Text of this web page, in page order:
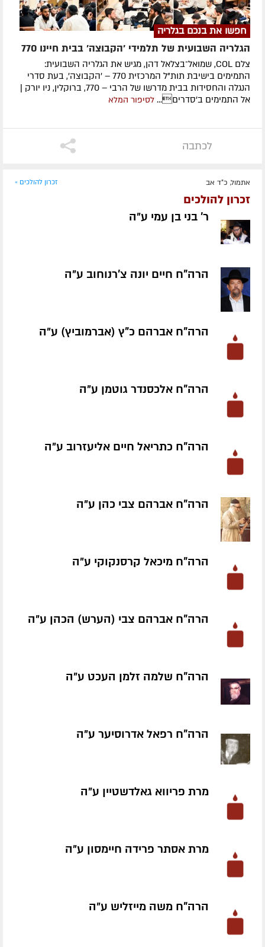
חפשו את בנכם בגלריה
הגלריה השבועית של תלמידי 'הקבוצה' בבית חיינו 770
צלם COL, שמואל־בצלאל דהן, מגיש את הגלריה השבועית:
התמימים בישיבת תות"ל המרכזית 770 – 'הקבוצה', בעת סדרי
הנגלה והחסידות בבית מדרשו של הרבי – 770, ברוקלין, ניו יורק |
אל התמימים ב'סדרים... לסיפור המלא
לכתבה
אתמול, כ"ד אב זכרון להולכים »
זכרון להולכים
ר' בני בן עמי ע״ה
הרה"ח חיים יונה צ'רנוחוב ע״ה
הרה"ח אברהם כ"ץ (אברמוביץ) ע״ה
הרה"ח אלכסנדר גוטמן ע״ה
הרה"ח כתריאל חיים אליעזרוב ע״ה
הרה"ח אברהם צבי כהן ע״ה
הרה"ח מיכאל קרסנקוקי ע״ה
הרה"ח אברהם צבי (הערש) הכהן ע״ה
הרה"ח שלמה זלמן העכט ע״ה
הרה"ח רפאל אדרוסיער ע״ה
מרת פריווא גאלדשטיין ע״ה
מרת אסתר פרידה חיימסון ע״ה
הרה"ח משה מייזליש ע״ה